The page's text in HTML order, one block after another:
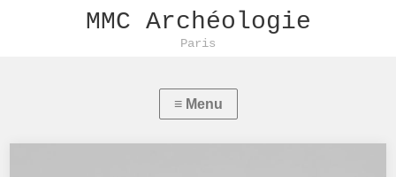
MMC Archéologie
Paris